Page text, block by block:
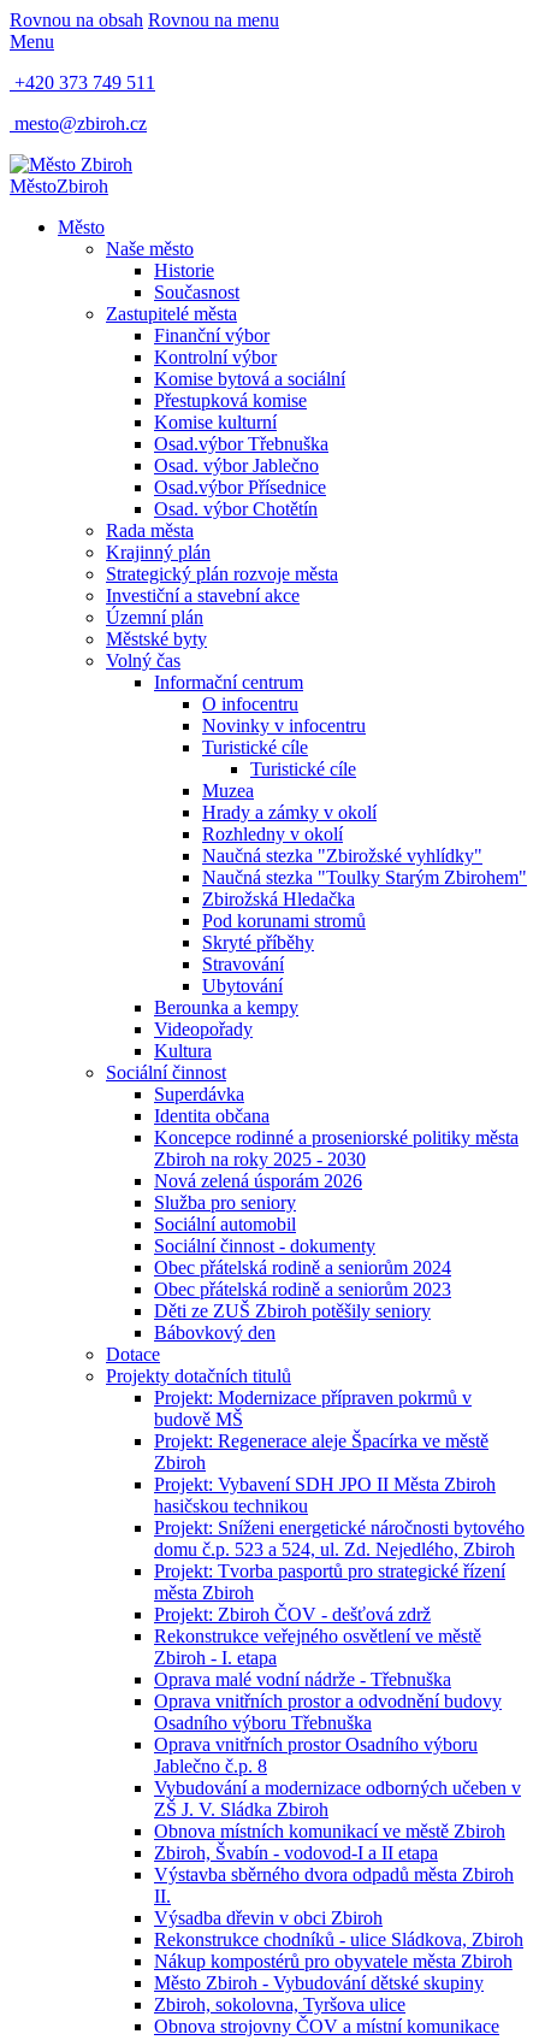
Rovnou na obsah Rovnou na menu
Menu
+420 373 749 511
mesto@zbiroh.cz
MěstoZbiroh
Město
Naše město
Historie
Současnost
Zastupitelé města
Finanční výbor
Kontrolní výbor
Komise bytová a sociální
Přestupková komise
Komise kulturní
Osad.výbor Třebnuška
Osad. výbor Jablečno
Osad.výbor Přísednice
Osad. výbor Chotětín
Rada města
Krajinný plán
Strategický plán rozvoje města
Investiční a stavební akce
Územní plán
Městské byty
Volný čas
Informační centrum
O infocentru
Novinky v infocentru
Turistické cíle
Turistické cíle
Muzea
Hrady a zámky v okolí
Rozhledny v okolí
Naučná stezka "Zbirožské vyhlídky"
Naučná stezka "Toulky Starým Zbirohem"
Zbirožská Hledačka
Pod korunami stromů
Skryté příběhy
Stravování
Ubytování
Berounka a kempy
Videopořady
Kultura
Sociální činnost
Superdávka
Identita občana
Koncepce rodinné a proseniorské politiky města
Zbiroh na roky 2025 - 2030
Nová zelená úsporám 2026
Služba pro seniory
Sociální automobil
Sociální činnost - dokumenty
Obec přátelská rodině a seniorům 2024
Obec přátelská rodině a seniorům 2023
Děti ze ZUŠ Zbiroh potěšily seniory
Bábovkový den
Dotace
Projekty dotačních titulů
Projekt: Modernizace přípraven pokrmů v
budově MŠ
Projekt: Regenerace aleje Špacírka ve městě
Zbiroh
Projekt: Vybavení SDH JPO II Města Zbiroh
hasičskou technikou
Projekt: Sníženi energetické náročnosti bytového
domu č.p. 523 a 524, ul. Zd. Nejedlého, Zbiroh
Projekt: Tvorba pasportů pro strategické řízení
města Zbiroh
Projekt: Zbiroh ČOV - dešťová zdrž
Rekonstrukce veřejného osvětlení ve městě
Zbiroh - I. etapa
Oprava malé vodní nádrže - Třebnuška
Oprava vnitřních prostor a odvodnění budovy
Osadního výboru Třebnuška
Oprava vnitřních prostor Osadního výboru
Jablečno č.p. 8
Vybudování a modernizace odborných učeben v
ZŠ J. V. Sládka Zbiroh
Obnova místních komunikací ve městě Zbiroh
Zbiroh, Švabín - vodovod-I a II etapa
Výstavba sběrného dvora odpadů města Zbiroh
II.
Výsadba dřevin v obci Zbiroh
Rekonstrukce chodníků - ulice Sládkova, Zbiroh
Nákup kompostérů pro obyvatele města Zbiroh
Město Zbiroh - Vybudování dětské skupiny
Zbiroh, sokolovna, Tyršova ulice
Obnova strojovny ČOV a místní komunikace